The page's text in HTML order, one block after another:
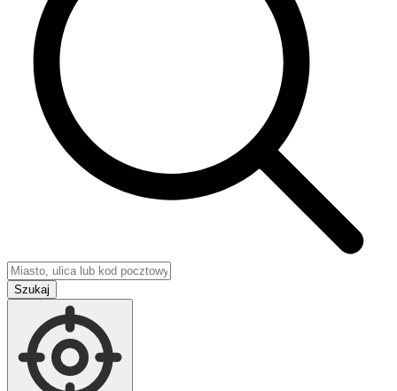
Szukaj